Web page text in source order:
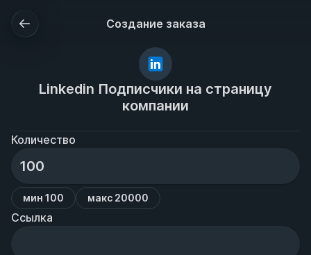
Создание заказа
Linkedin Подписчики на страницу
компании
Количество
мин 100 макс 20000
Ссылка